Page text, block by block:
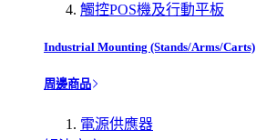
觸控POS機及行動平板
Industrial Mounting (Stands/Arms/Carts)
周邊商品
電源供應器